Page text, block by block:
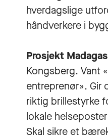
hverdagslige
håndverkere i
Prosjekt
Kongsberg. Vant
entreprenør».
riktig brillestyrke
lokale
Skal sikre et